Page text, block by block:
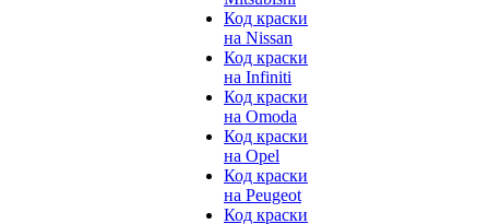
Код краски
на Nissan
Код краски
на Infiniti
Код краски
на Omoda
Код краски
на Opel
Код краски
на Peugeot
Код краски